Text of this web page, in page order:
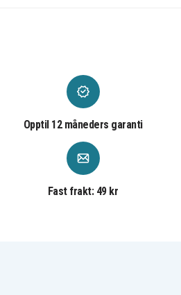
Opptil 12 måneders garanti
Fast frakt: 49 kr